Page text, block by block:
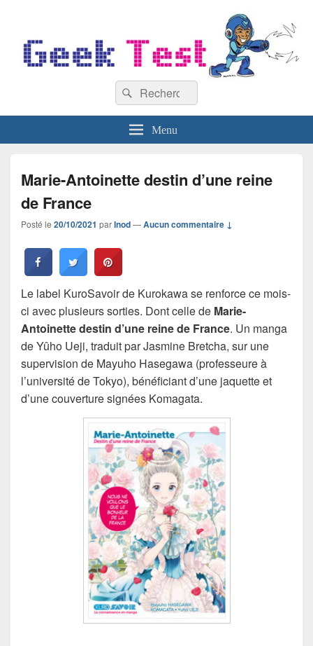
Recherche :
Rechercher
Menu
Marie-Antoinette destin d’une reine
de France
Posté le 20/10/2021 parInod—Aucun commentaire ↓
Le label KuroSavoir de Kurokawa se renforce ce mois-
ci avec plusieurs sorties. Dont celle de Marie-
Antoinette destin d’une reine de France. Un manga
de Yûho Ueji, traduit par Jasmine Bretcha, sur une
supervision de Mayuho Hasegawa (professeure à
l’université de Tokyo), bénéficiant d’une jaquette et
d’une couverture signées Komagata.